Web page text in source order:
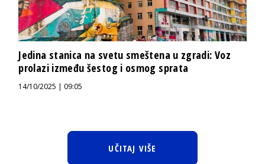
Jedina stanica na svetu smeštena u zgradi: Voz
prolazi između šestog i osmog sprata
14/10/2025 | 09:05
UČITAJ VIŠE